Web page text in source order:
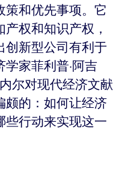
策和优先事项。它
权和知识产权，
创新型公司有利于
家菲利普·阿吉
尔对现代经济文献
颇的：如何让经济
些行动来实现这一